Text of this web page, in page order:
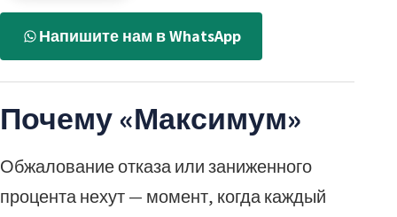
Напишите нам в WhatsApp
Почему «Максимум»
Обжалование отказа или заниженного
процента нехут — момент, когда каждый